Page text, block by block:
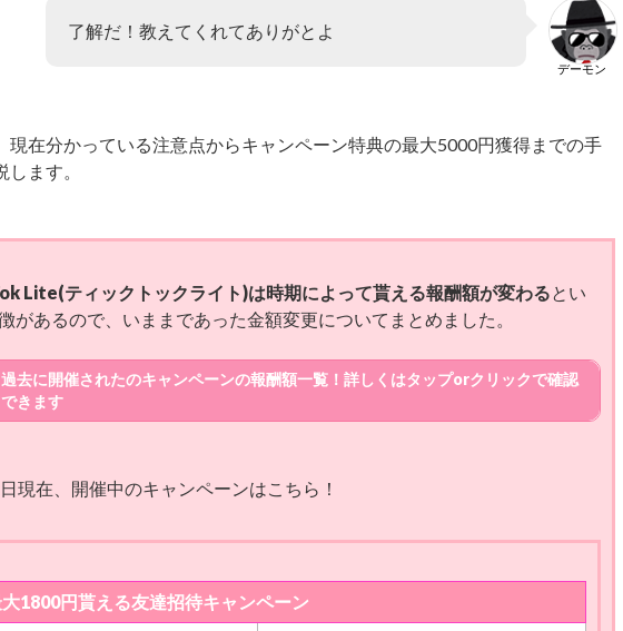
デーモン
了解だ！教えてくれてありがとよ
現在分かっている注意点からキャンペーン特典の最大5000円獲得までの手
ます。
Lite(ティックトックライト)は時期によって貰える報酬額が変わるとい
があるので、いままであった金額変更についてまとめました。
過去に開催されたのキャンペーンの報酬額一覧！詳しくはタップorクリックで確認
できます
5000円
8日
1500円
現在、開催中のキャンペーンはこちら！
1800円貰える友達招待キャンペーン